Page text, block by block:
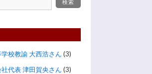
校教諭 大西浩さん (3)
代表 津田賀央さん (3)